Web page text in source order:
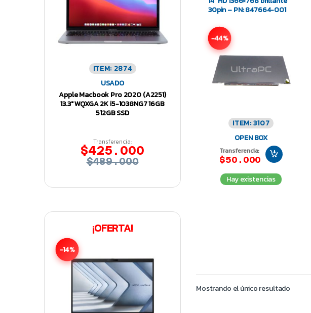
30pin – PN: 847664-001
-44%
ITEM: 3107
OPEN BOX
Transferencia:
$50.000
Hay existencias
Mostrando el único resultado
ITEM: 2874
USADO
Apple Macbook Pro 2020 (A2251)
13.3″ WQXGA 2K i5-1038NG7 16GB
512GB SSD
Transferencia:
$425.000
$489.000
¡OFERTA!
-14%